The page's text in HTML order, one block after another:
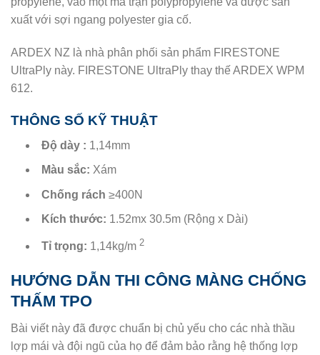
xuất với sợi ngang polyester gia cố.
ARDEX NZ là nhà phân phối sản phẩm FIRESTONE
UltraPly này. FIRESTONE UltraPly thay thế ARDEX WPM
612.
THÔNG SỐ KỸ THUẬT
Độ dày : 1,14mm
Màu sắc: Xám
Chống rách ≥400N
Kích thước: 1.52mx 30.5m (Rộng x Dài)
Tỉ trọng: 1,14kg/m 2
HƯỚNG DẪN THI CÔNG MÀNG CHỐNG
THẤM TPO
Bài viết này đã được chuẩn bị chủ yếu cho các nhà thầu
lợp mái và đội ngũ của họ để đảm bảo rằng hệ thống lợp